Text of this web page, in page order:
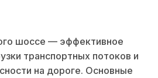
шоссе — эффективное
транспортных потоков и
на дороге. Основные